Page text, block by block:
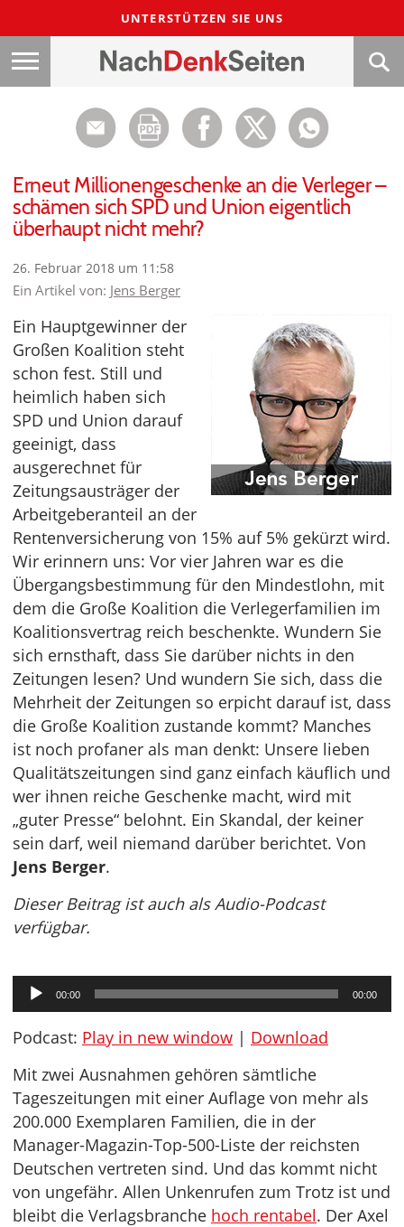
UNTERSTÜTZEN SIE UNS
Erneut Millionengeschenke an die Verleger –
schämen sich SPD und Union eigentlich
überhaupt nicht mehr?
26. Februar 2018 um 11:58
Ein Artikel von: Jens Berger
Ein Hauptgewinner der
Großen Koalition steht
schon fest. Still und
heimlich haben sich
SPD und Union darauf
geeinigt, dass
ausgerechnet für
Zeitungsausträger der
Arbeitgeberanteil an der
Rentenversicherung von 15% auf 5% gekürzt wird.
Wir erinnern uns: Vor vier Jahren war es die
Übergangsbestimmung für den Mindestlohn, mit
dem die Große Koalition die Verlegerfamilien im
Koalitionsvertrag reich beschenkte. Wundern Sie
sich ernsthaft, dass Sie darüber nichts in den
Zeitungen lesen? Und wundern Sie sich, dass die
Mehrheit der Zeitungen so erpicht darauf ist, dass
die Große Koalition zustande kommt? Manches
ist noch profaner als man denkt: Unsere lieben
Qualitätszeitungen sind ganz einfach käuflich und
wer ihnen reiche Geschenke macht, wird mit
„guter Presse“ belohnt. Ein Skandal, der keiner
sein darf, weil niemand darüber berichtet. Von
Jens Berger.
Dieser Beitrag ist auch als Audio-Podcast
verfügbar.
Audio-
Player
00:00 00:00
Podcast: Play in new window | Download
Mit zwei Ausnahmen gehören sämtliche
Tageszeitungen mit einer Auflage von mehr als
200.000 Exemplaren Familien, die in der
Manager-Magazin-Top-500-Liste der reichsten
Deutschen vertreten sind. Und das kommt nicht
von ungefähr. Allen Unkenrufen zum Trotz ist und
bleibt die Verlagsbranche hoch rentabel. Der Axel